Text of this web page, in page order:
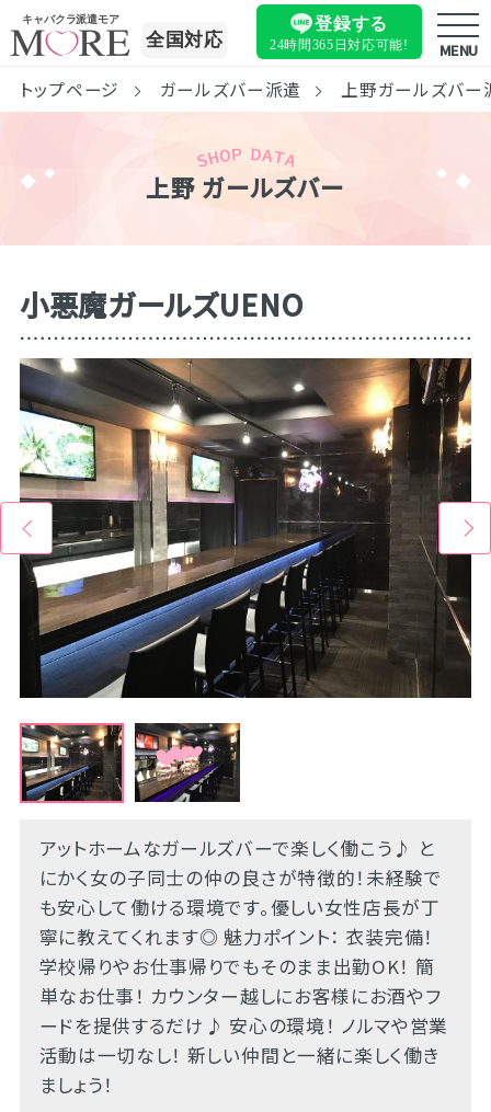
キャバクラ派遣モア
全国対応
登録する
24時間365日対応可能! MENU
トップページ ガールズバー派遣 上野ガールズバー
上野 ガールズバー
小悪魔ガールズUENO
アットホームなガールズバーで楽しく働こう♪ と
にかく女の子同士の仲の良さが特徴的！未経験で
も安心して働ける環境です。優しい女性店長が丁
寧に教えてくれます◎ 魅力ポイント： 衣装完備！
学校帰りやお仕事帰りでもそのまま出勤OK！ 簡
単なお仕事！ カウンター越しにお客様にお酒やフ
ードを提供するだけ♪ 安心の環境！ ノルマや営業
活動は一切なし！ 新しい仲間と一緒に楽しく働き
ましょう！